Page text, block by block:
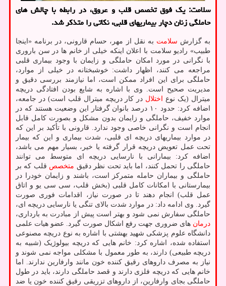
سلامت: یک فوق تخصص قلب و عروق، در رابطه با چالش های
حاملگی زنان دچار بیماریهای قلبی، نکاتی را متذکر شد.
به گزارش سلامت به نقل از مهر، حسام قارونی، در برنامه «اینجا
طبیب» رادیو سلامت با اعلان اینکه خیلی از خانم ها در سن باروری
با نگرانی در مورد امکان حاملگی و زایمان با وجود بیماری قلبی
مراجعه می کنند، اظهار داشت: خوشبختانه در خیلی از موارد،
حاملگی برای این افراد ممکن است، اما نیازمند بررسی دقیق و
مدیریت صحیح است. وی با اشاره به شایع بودن افتادگی دریچه
میترال (یک نوع
اختلال در کار دریچه میترال قلب است) در جامعه،
اضافه کرد: حدود ۱۰ درصد بانوان گرفتار این وضعیت هستند که در
موارد خفیف، حاملگی و زایمان بدون مشکل و بصورت کامل قابل
انجام است و نگرانی خاصی وجود ندارد. قارونی با تأکید بر این که
در موارد بیماریهای دریچه ای قلبی، شدت بیماری و این که بیمار
تحت عمل تعویض دریچه قرار گرفته یا خیر، بسیار مهم می باشد،
اضافه کرد: بیمارانی با نارسایی دریچه ای متوسط می توانند
حاملگی را تحمل کنند، اما باید تحت نظر دقیق متخصص قلب که بر
حاملگی و بیماران حامله متمرکز است، باشند و زایمان خودرا در
بیمارستانی با امکانات کامل قلبی (بخش قلب، سی سی یو و اتاق
عمل قلب) انجام دهند تا در صورت نیاز، اقدامات فوری صورت
گیرد. وی ادامه داد: در موارد شدت بالای تنگی یا نارسایی دریچه ای،
حاملگی سفارش نمی شود و بهتر است پیش از مبادرت به بارداری،
درمان های ضروری جهت رفع اشکال صورت گیرد. عضو هیات علمی
دانشگاه علوم پزشکی شهید بهشتی با اشاره به نوع دریچه مصنوعی
استفاده شده، اشاره کرد: خانم هایی که دریچه بیولوژیک (شبیه به
دریچه طبیعی) دارند، به طور معمول با مشکلی مواجه نمی شوند و
نیاز به مصرف داروهای رقیق کننده خون مانند وارفارین ندارند. اما
خانم هایی که دریچه فلزی دارند و قصد حاملگی دارند، باید در طول
حاملگی بجای وارفارین، از داروهای تزریقی رقیق کننده خون یا ضد